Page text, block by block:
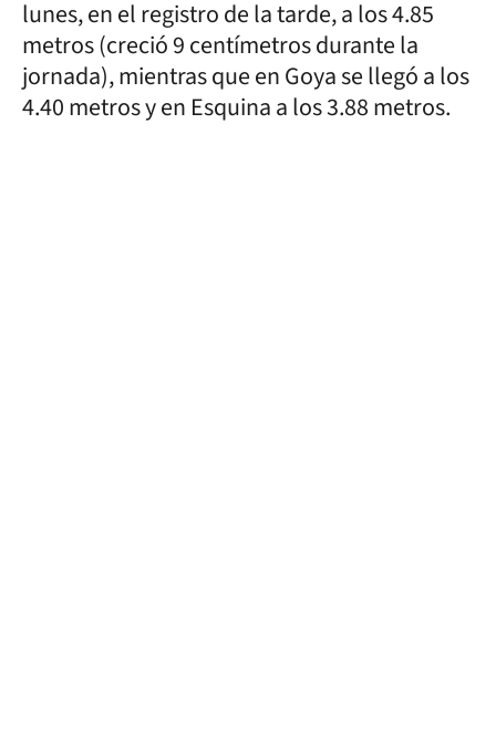
lunes, en el registro de la tarde, a los 4.85
metros (creció 9 centímetros durante la
jornada), mientras que en Goya se llegó a los
4.40 metros y en Esquina a los 3.88 metros.